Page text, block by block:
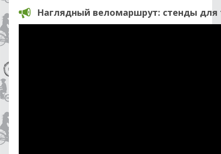
Наглядный веломаршрут: стенды для